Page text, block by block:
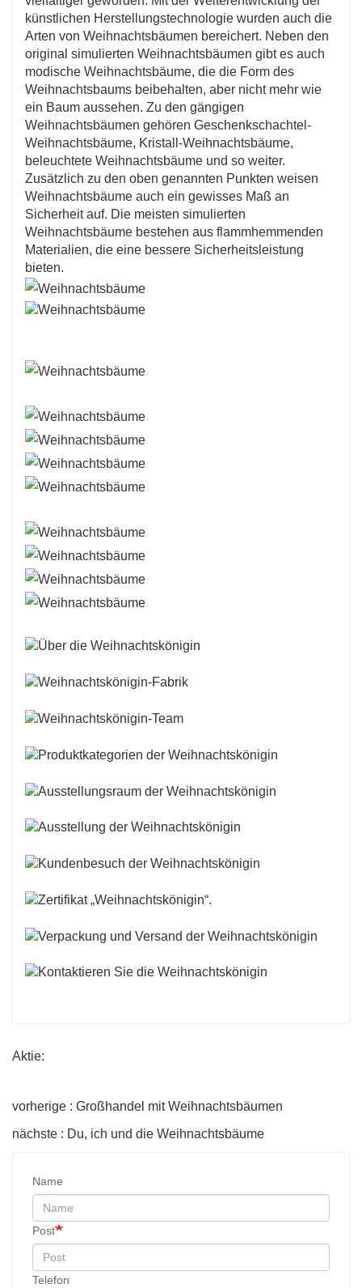
künstlichen Herstellungstechnologie wurden auch die
Arten von Weihnachtsbäumen bereichert. Neben den
original simulierten Weihnachtsbäumen gibt es auch
modische Weihnachtsbäume, die die Form des
Weihnachtsbaums beibehalten, aber nicht mehr wie
ein Baum aussehen. Zu den gängigen
Weihnachtsbäumen gehören Geschenkschachtel-
Weihnachtsbäume, Kristall-Weihnachtsbäume,
beleuchtete Weihnachtsbäume und so weiter.
Zusätzlich zu den oben genannten Punkten weisen
Weihnachtsbäume auch ein gewisses Maß an
Sicherheit auf. Die meisten simulierten
Weihnachtsbäume bestehen aus flammhemmenden
Materialien, die eine bessere Sicherheitsleistung
bieten.
Aktie:
vorherige : Großhandel mit Weihnachtsbäumen
nächste : Du, ich und die Weihnachtsbäume
Name
Post
Telefon